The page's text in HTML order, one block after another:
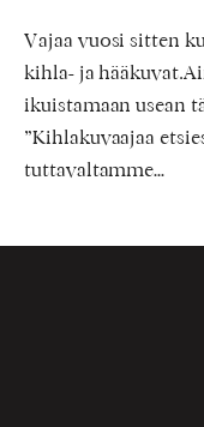
Vajaa vuosi sitten
kihla- ja
ikuistamaan usean
”Kihlakuvaajaa
tuttavaltamme…